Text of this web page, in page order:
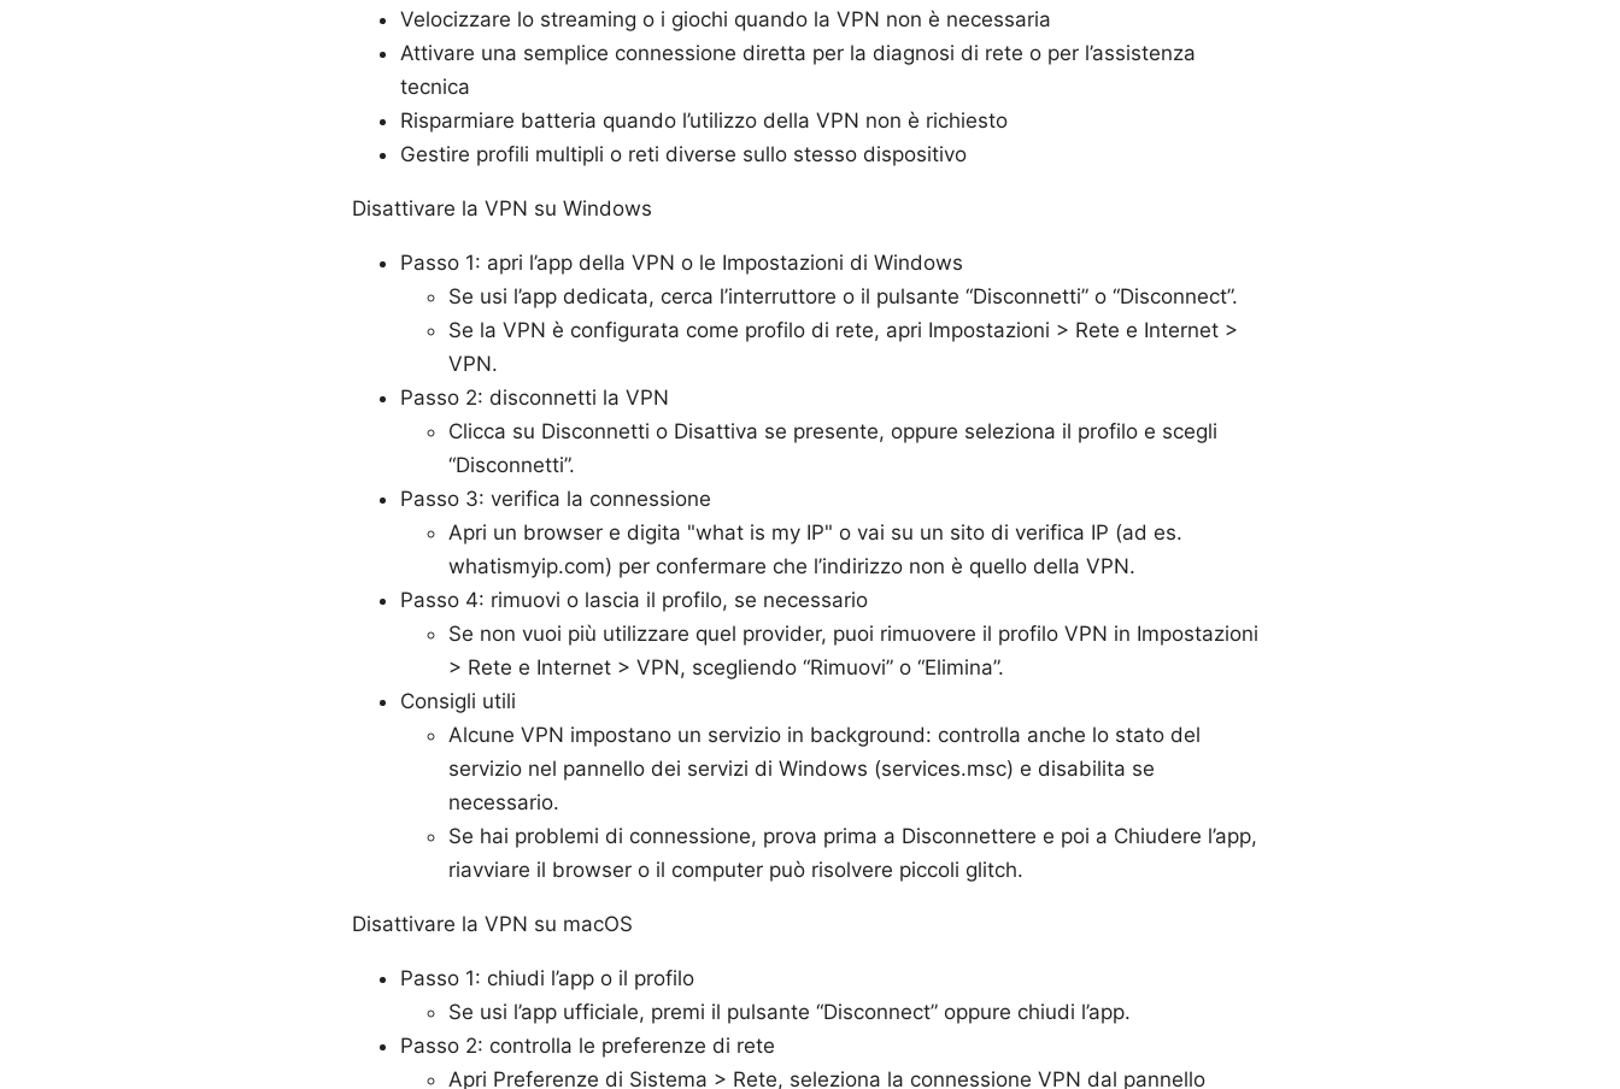
Velocizzare lo streaming o i giochi quando la VPN non è necessaria
Attivare una semplice connessione diretta per la diagnosi di rete o per l’assistenza
tecnica
Risparmiare batteria quando l’utilizzo della VPN non è richiesto
Gestire profili multipli o reti diverse sullo stesso dispositivo
Disattivare la VPN su Windows
Passo 1: apri l’app della VPN o le Impostazioni di Windows
Se usi l’app dedicata, cerca l’interruttore o il pulsante “Disconnetti” o “Disconnect”.
Se la VPN è configurata come profilo di rete, apri Impostazioni > Rete e Internet >
VPN.
Passo 2: disconnetti la VPN
Clicca su Disconnetti o Disattiva se presente, oppure seleziona il profilo e scegli
“Disconnetti”.
Passo 3: verifica la connessione
Apri un browser e digita "what is my IP" o vai su un sito di verifica IP (ad es.
whatismyip.com) per confermare che l’indirizzo non è quello della VPN.
Passo 4: rimuovi o lascia il profilo, se necessario
Se non vuoi più utilizzare quel provider, puoi rimuovere il profilo VPN in Impostazioni
> Rete e Internet > VPN, scegliendo “Rimuovi” o “Elimina”.
Consigli utili
Alcune VPN impostano un servizio in background: controlla anche lo stato del
servizio nel pannello dei servizi di Windows (services.msc) e disabilita se
necessario.
Se hai problemi di connessione, prova prima a Disconnettere e poi a Chiudere l’app,
riavviare il browser o il computer può risolvere piccoli glitch.
Disattivare la VPN su macOS
Passo 1: chiudi l’app o il profilo
Se usi l’app ufficiale, premi il pulsante “Disconnect” oppure chiudi l’app.
Passo 2: controlla le preferenze di rete
Apri Preferenze di Sistema > Rete, seleziona la connessione VPN dal pannello